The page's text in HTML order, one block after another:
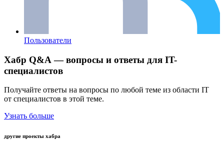
Пользователи
Хабр Q&A — вопросы и ответы для IT-
специалистов
Получайте ответы на вопросы по любой теме из области IT
от специалистов в этой теме.
Узнать больше
другие проекты хабра